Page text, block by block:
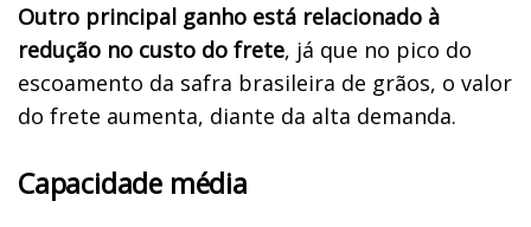
Outro principal ganho está relacionado à
redução no custo do frete, já que no pico do
escoamento da safra brasileira de grãos, o valor
do frete aumenta, diante da alta demanda.
Capacidade média